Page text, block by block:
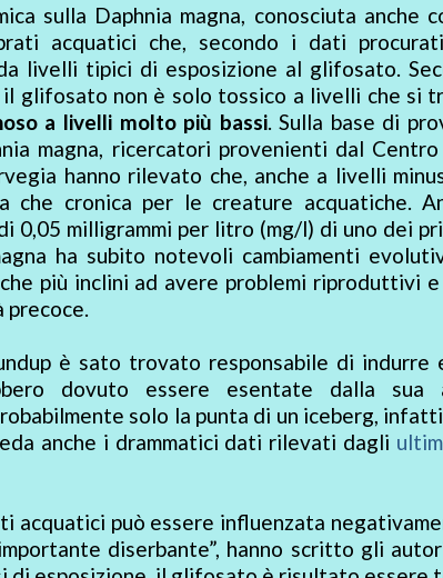
sulla Daphnia magna, conosciuta anche
acquatici che, secondo i dati
livelli tipici di esposizione al glifosato.
glifosato non è solo tossico a livelli che si
a livelli molto più bassi. Sulla base di
magna, ricercatori provenienti dal
hanno rilevato che, anche a livelli
che cronica per le creature acquatiche.
0,05 milligrammi per litro (mg/l) di uno dei
ha subito notevoli cambiamenti
più inclini ad avere problemi riproduttivi
precoce.
è sato trovato responsabile di
dovuto essere esentate dalla sua
solo la punta di un iceberg,
anche i drammatici dati rilevati dagli
acquatici può essere influenzata
diserbante”, hanno scritto gli